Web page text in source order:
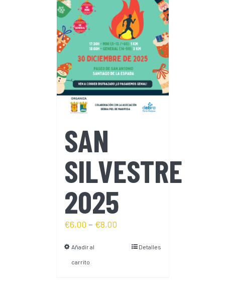
SAN
SILVESTRE
2025
€6,00 – €8,00
Añadir al
carrito
Detalles